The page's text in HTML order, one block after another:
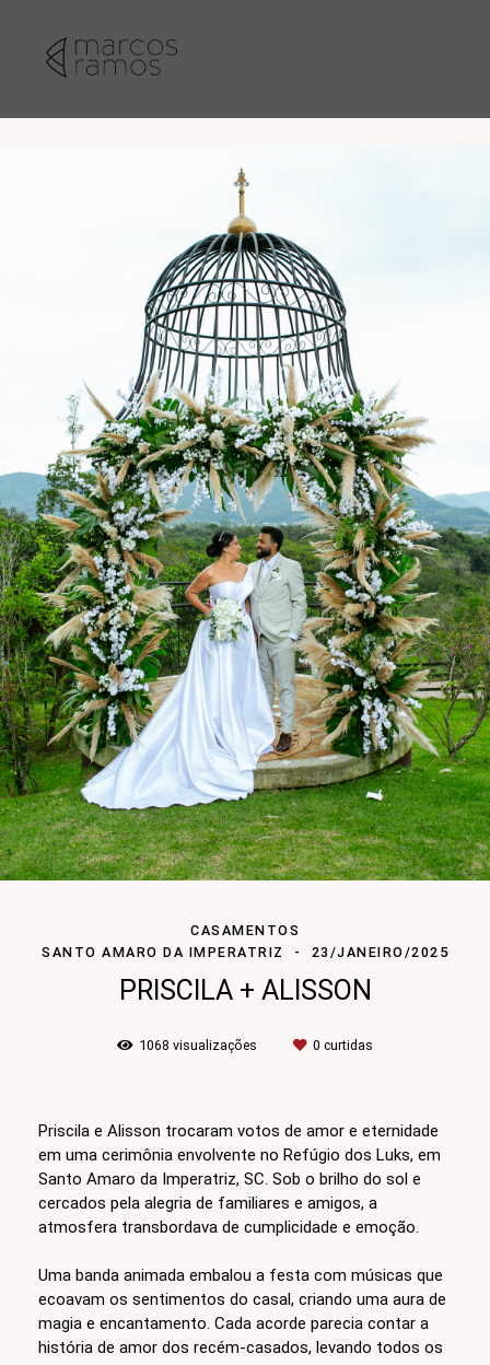
CASAMENTOS
SANTO AMARO DA IMPERATRIZ
23/JANEIRO/2025
PRISCILA + ALISSON
1068 visualizações 0 curtidas
Priscila e Alisson trocaram votos de amor e eternidade
em uma cerimônia envolvente no Refúgio dos Luks, em
Santo Amaro da Imperatriz, SC. Sob o brilho do sol e
cercados pela alegria de familiares e amigos, a
atmosfera transbordava de cumplicidade e emoção.
Uma banda animada embalou a festa com músicas que
ecoavam os sentimentos do casal, criando uma aura de
magia e encantamento. Cada acorde parecia contar a
história de amor dos recém-casados, levando todos os